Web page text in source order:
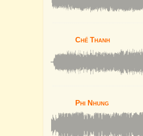
Chế Thanh
Phi Nhung